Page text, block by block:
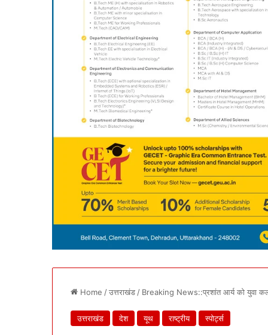
Home /उत्तराखंड / Breaking News::प्रशांत आर्य को युवा
उत्तराखंड देश यूथ राष्ट्रीय स्पोर्ट्स